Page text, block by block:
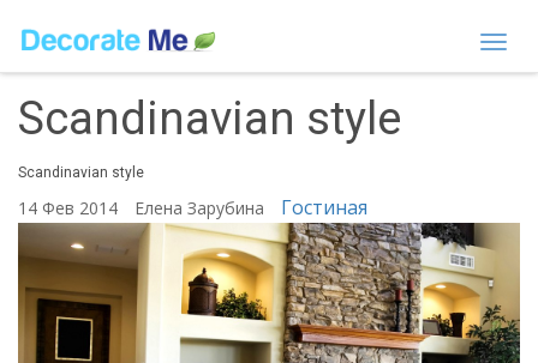
Scandinavian style
Scandinavian style
14 Фев 2014 Елена Зарубина Гостиная